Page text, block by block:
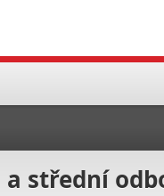
střední